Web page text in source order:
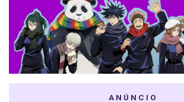
ANÚNCIO